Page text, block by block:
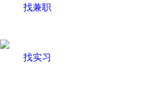
找兼职
找实习